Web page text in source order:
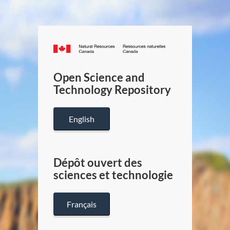
Canada.ca
/
Canada
Open Science and
Technology Repository
English
Dépôt ouvert des
sciences et technologie
Français